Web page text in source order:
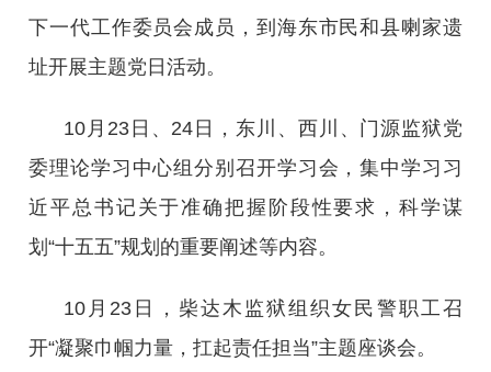
下一代工作委员会成员，到海东市民和县喇家遗
址开展主题党日活动。
10月23日、24日，东川、西川、门源监狱党
委理论学习中心组分别召开学习会，集中学习习
近平总书记关于准确把握阶段性要求，科学谋
划“十五五”规划的重要阐述等内容。
10月23日，柴达木监狱组织女民警职工召
开“凝聚巾帼力量，扛起责任担当”主题座谈会。